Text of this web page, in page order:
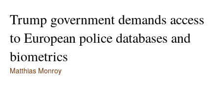
Trump government demands access
to European police databases and
biometrics
Matthias Monroy